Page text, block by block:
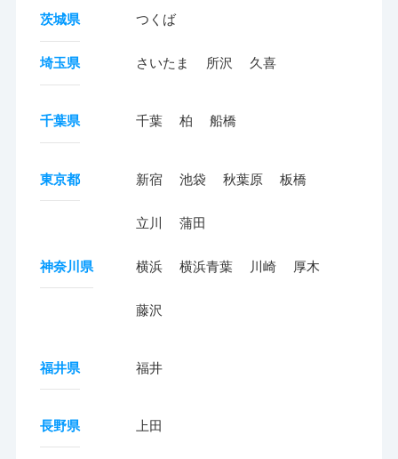
茨城県 つくば
埼玉県 さいたま 所沢 久喜
千葉県 千葉 柏 船橋
東京都 新宿 池袋 秋葉原 板橋
立川 蒲田
神奈川県 横浜 横浜青葉 川崎 厚木
藤沢
福井県 福井
長野県 上田